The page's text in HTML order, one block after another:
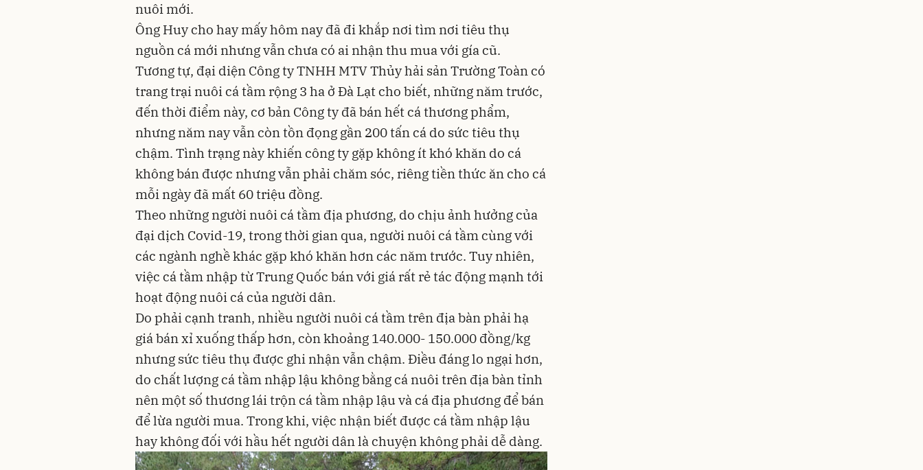
nuôi mới.
Ông Huy cho hay mấy hôm nay đã đi khắp nơi tìm nơi tiêu thụ
nguồn cá mới nhưng vẫn chưa có ai nhận thu mua với gía cũ.
Tương tự, đại diện Công ty TNHH MTV Thủy hải sản Trường Toàn có
trang trại nuôi cá tầm rộng 3 ha ở Đà Lạt cho biết, những năm trước,
đến thời điểm này, cơ bản Công ty đã bán hết cá thương phẩm,
nhưng năm nay vẫn còn tồn đọng gần 200 tấn cá do sức tiêu thụ
chậm. Tình trạng này khiến công ty gặp không ít khó khăn do cá
không bán được nhưng vẫn phải chăm sóc, riêng tiền thức ăn cho cá
mỗi ngày đã mất 60 triệu đồng.
Theo những người nuôi cá tầm địa phương, do chịu ảnh hưởng của
đại dịch Covid-19, trong thời gian qua, người nuôi cá tầm cùng với
các ngành nghề khác gặp khó khăn hơn các năm trước. Tuy nhiên,
việc cá tầm nhập từ Trung Quốc bán với giá rất rẻ tác động mạnh tới
hoạt động nuôi cá của người dân.
Do phải cạnh tranh, nhiều người nuôi cá tầm trên địa bàn phải hạ
giá bán xỉ xuống thấp hơn, còn khoảng 140.000- 150.000 đồng/kg
nhưng sức tiêu thụ được ghi nhận vẫn chậm. Điều đáng lo ngại hơn,
do chất lượng cá tầm nhập lậu không bằng cá nuôi trên địa bàn tỉnh
nên một số thương lái trộn cá tầm nhập lậu và cá địa phương để bán
để lừa người mua. Trong khi, việc nhận biết được cá tầm nhập lậu
hay không đối với hầu hết người dân là chuyện không phải dễ dàng.